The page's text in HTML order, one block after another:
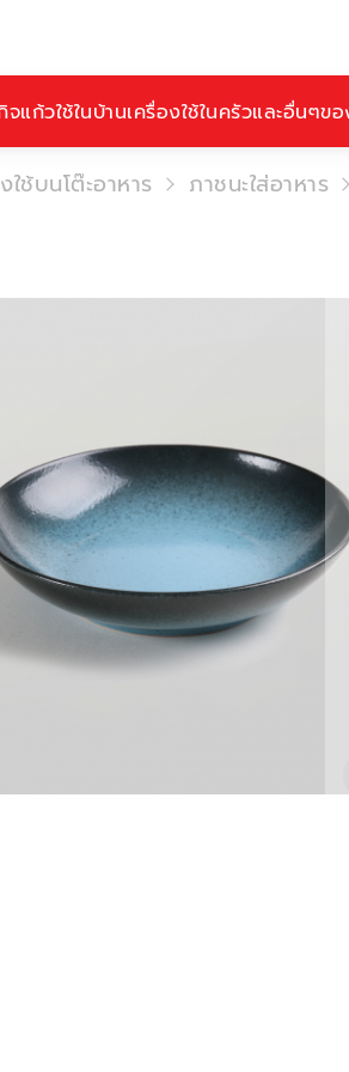
จแก้วใช้ในบ้านเครื่องใช้ในครัวและอื่นๆข
ใช้บนโต๊ะอาหาร ภาชนะใส่อาหาร